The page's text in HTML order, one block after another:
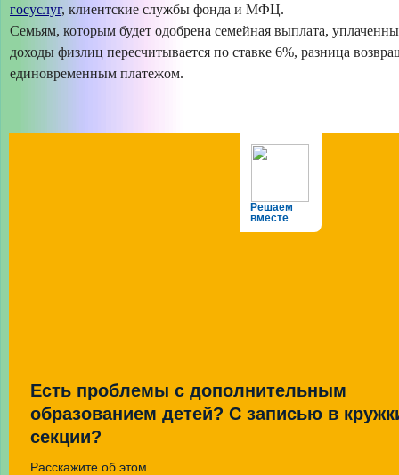
госуслуг, клиентские службы фонда и МФЦ.
Семьям, которым будет одобрена семейная выплата,
доходы физлиц пересчитывается по ставке 6%, разница
единовременным платежом.
Решаем
вместе
Есть проблемы с дополнительным
образованием детей? С записью в
секции?
Расскажите об этом